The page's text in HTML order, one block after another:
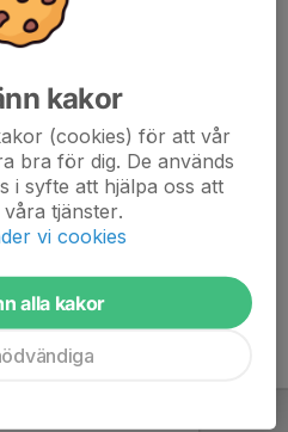
nyheterna på hemsidan. För
loggar du in högst upp till
kakor
(cookies) för att vår
bra för dig. De används
i syfte att hjälpa oss att
tjänster.
vi cookies
alla kakor